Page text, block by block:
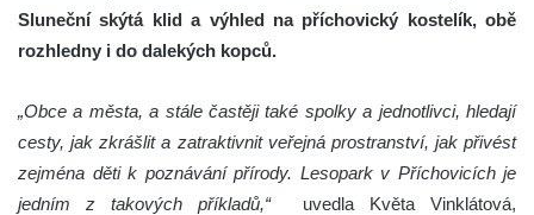
Sluneční skýtá klid a výhled na příchovický kostelík, obě
rozhledny i do dalekých kopců.
„Obce a města, a stále častěji také spolky a jednotlivci, hledají
cesty, jak zkrášlit a zatraktivnit veřejná prostranství, jak přivést
zejména děti k poznávání přírody. Lesopark v Příchovicích je
jedním z takových příkladů,“ uvedla Květa Vinklátová,